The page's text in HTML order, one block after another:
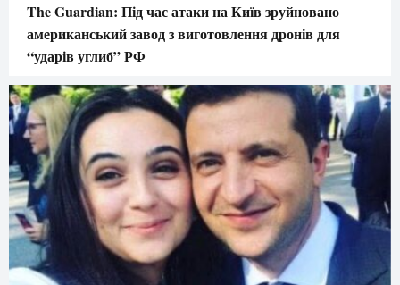
The Guardian: Під час атаки на Київ зруйновано
американський завод з виготовлення дронів для
“ударів углиб” РФ